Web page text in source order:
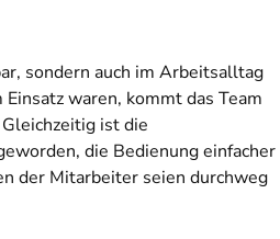
sondern auch im Arbeitsalltag
waren, kommt das Team
ist die
die Bedienung einfacher
der Mitarbeiter seien durchweg